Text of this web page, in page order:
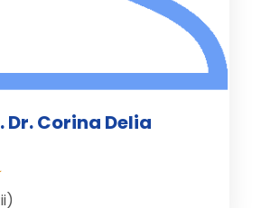
Dr. Corina Delia